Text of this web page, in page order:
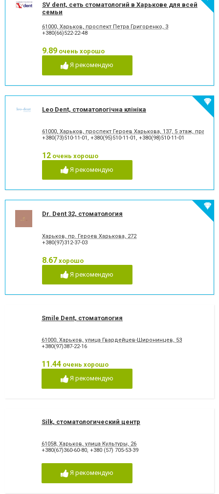
SV dent, сеть стоматологий в Харькове для всей
семьи
61000, Харьков, проспект Петра Григоренко, 3
+380(66)522-22-48
9.89 очень хорошо
Я рекомендую
Leo Dent, стоматологічна клініка
61000, Харьков, проспект Героев Харькова, 137, 5 этаж, правое
+380(73)510-11-01 , +380(95)510-11-01 , +380(98)510-11-01
12 очень хорошо
Я рекомендую
Dr. Dent 32, стоматология
Харьков, пр. Героев Харькова, 272
+380(97)312-37-03
8.67 хорошо
Я рекомендую
Smile Dent, стоматология
61000, Харьков, улица Гвардейцев-Широнинцев, 53
+380(97)387-22-16
11.44 очень хорошо
Я рекомендую
Silk, стоматологический центр
61058, Харьков, улица Культуры, 26
+380(67)360-60-80, +380 (57) 705-53-39
Я рекомендую